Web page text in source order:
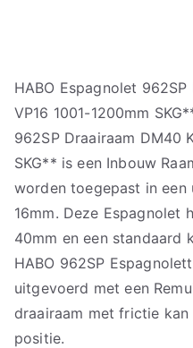
HABO Espagnolet
VP16 1001-1200mm
962SP Draairaam DM40
SKG** is een Inbouw
worden toegepast in een
16mm. Deze Espagnolet
40mm en een standaard
HABO 962SP
uitgevoerd met een
draairaam met frictie
positie.